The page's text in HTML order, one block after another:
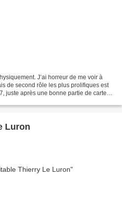
J’ai horreur de me voir à
de second rôle les plus prolifiques est
juste après une bonne partie de cartes
Luron